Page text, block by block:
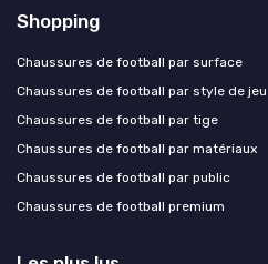
Shopping
Chaussures de football par surface
Chaussures de football par style de jeu
Chaussures de football par tige
Chaussures de football par matériaux
Chaussures de football par public
Chaussures de football premium